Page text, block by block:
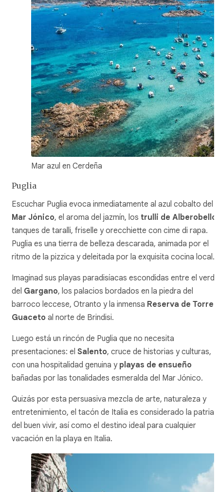
Mar azul en Cerdeña
Puglia
Escuchar Puglia evoca inmediatamente al azul cobalto del
Mar Jónico, el aroma del jazmín, los trulli de Alberobello
tanques de taralli, friselle yorecchiette con cime di rapa.
Puglia es una tierra de belleza descarada, animada por el
ritmo de la pizzica y deleitada por la exquisita cocina local.
Imaginad sus playas paradisíacas escondidas entre el
del Gargano, los palacios bordados en la piedra del
barroco leccese, Otranto y la inmensa Reserva de Torre
Guaceto al norte de Brindisi.
Luego está un rincón de Puglia que no necesita
presentaciones: el Salento, cruce de historias y culturas,
con una hospitalidad genuina y playas de ensueño
bañadas por las tonalidades esmeralda del Mar Jónico.
Quizás por esta persuasiva mezcla de arte, naturaleza y
entretenimiento, el tacón de Italia es considerado la patria
del buen vivir, así como el destino ideal para cualquier
vacación en la playa en Italia.